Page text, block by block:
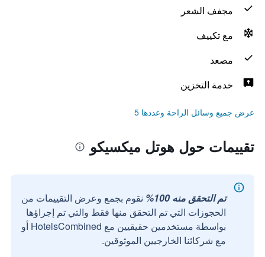
مجفف الشعر
مع تكييف
مصعد
خدمة التخزين
عرض جميع وسائل الراحة وعددها 5
تقييمات حول هوتل ميكسيكو
تم التحقق منه 100%
نقوم بجمع وعرض التقييمات من
الحجوزات التي تم التحقق منها فقط والتي تم إجراؤها
بواسطة مستخدمين حقيقيين مع HotelsCombined أو
مع شركائنا الخارجيين الموثوقين.